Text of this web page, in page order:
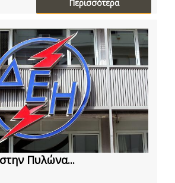
Περισσότερα
Πυλώνα...